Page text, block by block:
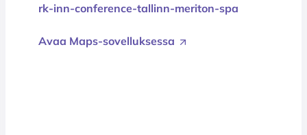
rk-inn-conference-tallinn-meriton-spa
Avaa Maps-sovelluksessa